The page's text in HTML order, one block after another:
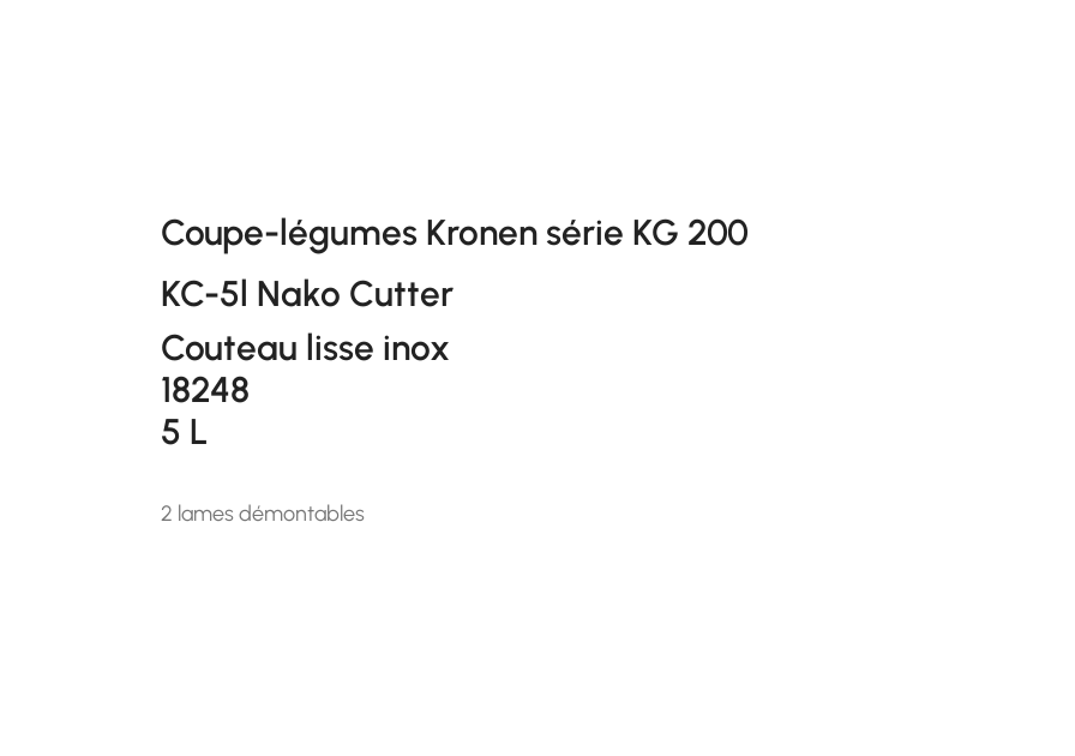
Coupe-légumes Kronen série KG 200
KC-5l Nako Cutter
Couteau lisse inox
18248
5 L
2 lames démontables